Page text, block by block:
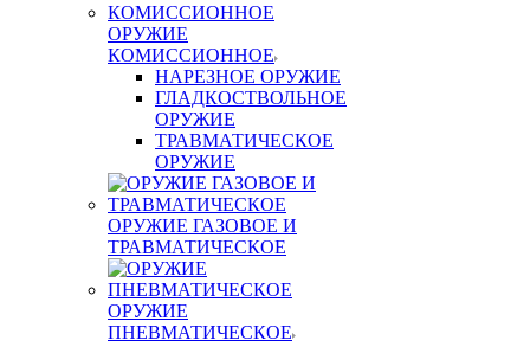
ОРУЖИЕ
КОМИССИОННОЕ
НАРЕЗНОЕ ОРУЖИЕ
ГЛАДКОСТВОЛЬНОЕ
ОРУЖИЕ
ТРАВМАТИЧЕСКОЕ
ОРУЖИЕ
ОРУЖИЕ ГАЗОВОЕ И
ТРАВМАТИЧЕСКОЕ
ОРУЖИЕ
ПНЕВМАТИЧЕСКОЕ